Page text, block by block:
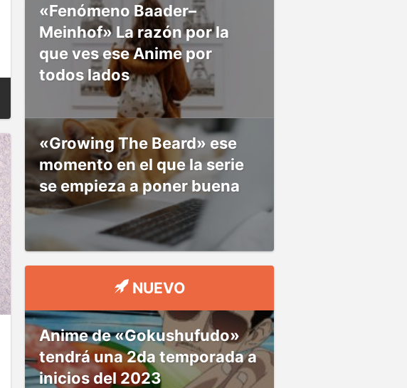
«Fenómeno Baader–
Meinhof» La razón por la
que ves ese Anime por
todos lados
«Growing The Beard» ese
momento en el que la serie
se empieza a poner buena
NUEVO
Anime de «Gokushufudo»
tendrá una 2da temporada a
inicios del 2023